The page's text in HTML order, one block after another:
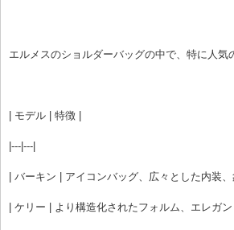
エルメスのショルダーバッグの中で、特に人
| モデル | 特徴 |
|---|---|
| バーキン | アイコンバッグ、広々とした内装、
| ケリー | より構造化されたフォルム、エレガ